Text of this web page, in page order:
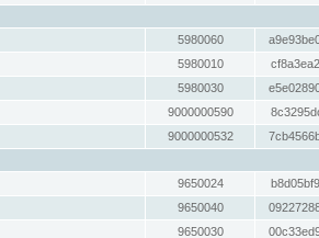
5980060
5980010
5980030
9000000590
9000000532
9650024
9650040
9650030